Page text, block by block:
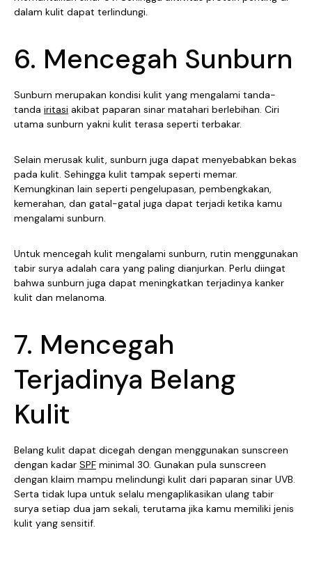
dalam kulit dapat terlindungi.
6. Mencegah Sunburn
Sunburn merupakan kondisi kulit yang mengalami tanda-
tanda iritasi akibat paparan sinar matahari berlebihan. Ciri
utama sunburn yakni kulit terasa seperti terbakar.
Selain merusak kulit, sunburn juga dapat menyebabkan bekas
pada kulit. Sehingga kulit tampak seperti memar.
Kemungkinan lain seperti pengelupasan, pembengkakan,
kemerahan, dan gatal-gatal juga dapat terjadi ketika kamu
mengalami sunburn.
Untuk mencegah kulit mengalami sunburn, rutin menggunakan
tabir surya adalah cara yang paling dianjurkan. Perlu diingat
bahwa sunburn juga dapat meningkatkan terjadinya kanker
kulit dan melanoma.
7. Mencegah
Terjadinya Belang
Kulit
Belang kulit dapat dicegah dengan menggunakan sunscreen
dengan kadar SPF minimal 30. Gunakan pula sunscreen
dengan klaim mampu melindungi kulit dari paparan sinar UVB.
Serta tidak lupa untuk selalu mengaplikasikan ulang tabir
surya setiap dua jam sekali, terutama jika kamu memiliki jenis
kulit yang sensitif.